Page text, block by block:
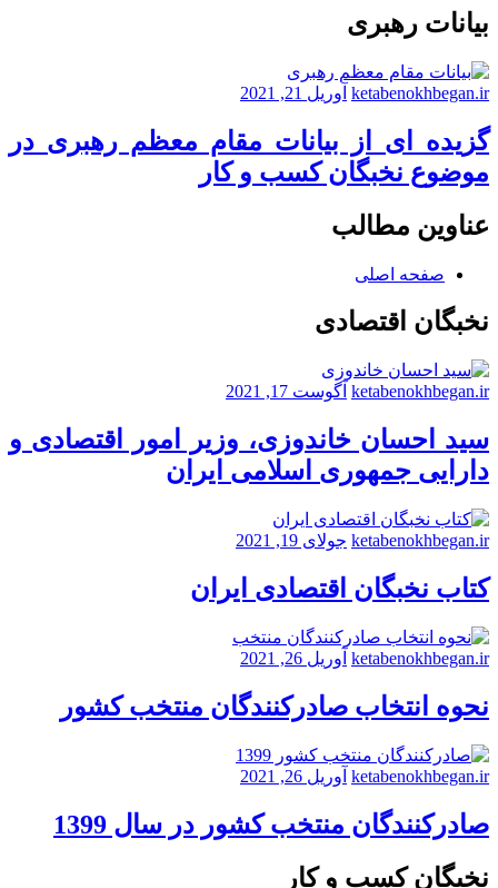
بیانات رهبری
ketabenokhbegan.ir آوریل 21, 2021
گزیده ای از بیانات مقام معظم رهبری در
موضوع نخبگان کسب و کار
عناوین مطالب
صفحه اصلی
نخبگان اقتصادی
ketabenokhbegan.ir آگوست 17, 2021
سید احسان خاندوزی، وزیر امور اقتصادی و
دارایی جمهوری اسلامی ایران
ketabenokhbegan.ir جولای 19, 2021
کتاب نخبگان اقتصادی ایران
ketabenokhbegan.ir آوریل 26, 2021
نحوه انتخاب صادرکنندگان منتخب کشور
ketabenokhbegan.ir آوریل 26, 2021
صادرکنندگان منتخب کشور در سال 1399
نخبگان کسب و کار